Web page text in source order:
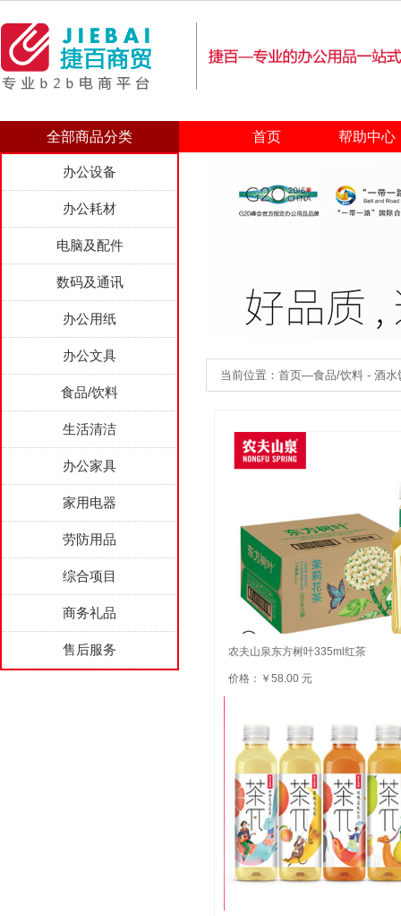
全部商品分类 首页 帮助中心
办公设备
办公耗材
电脑及配件
数码及通讯
办公用纸
办公文具
食品/饮料
生活清洁
办公家具
家用电器
劳防用品
综合项目
商务礼品
售后服务
当前位置：首页—食品/饮料 - 酒水
农夫山泉东方树叶335ml红茶
价格：￥58.00 元